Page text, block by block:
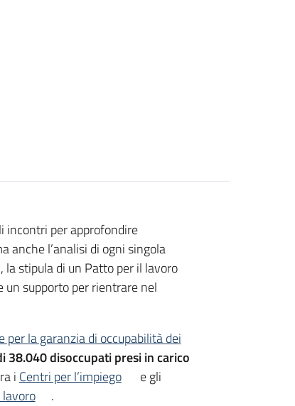
incontri per approfondire
anche l’analisi di ogni singola
stipula di un Patto per il lavoro
un supporto per rientrare nel
per la garanzia di occupabilità dei
38.040disoccupati presi in carico
i Centri per l’impiego
e gli
.